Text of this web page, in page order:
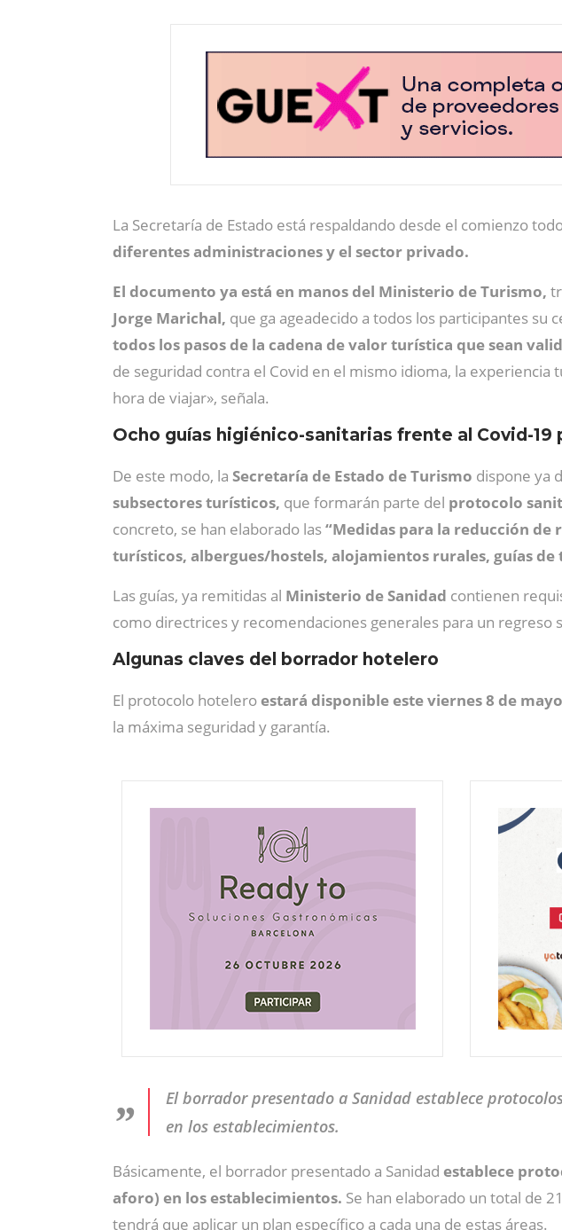
La Secretaría de Estado está respaldando desde el comienzo
diferentes administraciones y el sector privado.
El documento ya está en manos del Ministerio de Turismo,
Jorge Marichal, que ga ageadecido a todos los participantes su
todos los pasos de la cadena de valor turística que sean
de seguridad contra el Covid en el mismo idioma, la
hora de viajar», señala.
Ocho guías higiénico-sanitarias frente al Covid-
De este modo, la Secretaría de Estado de Turismo dispone ya
subsectores turísticos, que formarán parte del protocolo
concreto, se han elaborado las“Medidas para la reducción de
turísticos, albergues/hostels, alojamientos rurales, guías
Las guías, ya remitidas al Ministerio de Sanidad contienen
como directrices y recomendaciones generales para un regreso
Algunas claves del borrador hotelero
El protocolo hoteleroestará disponible este viernes 8 de mayo
la máxima seguridad y garantía.
El borrador presentado a Sanidad establece
en los establecimientos.
Básicamente, el borrador presentado a Sanidad establece
aforo) en los establecimientos. Se han elaborado un total de
tendrá que aplicar un plan específico a cada una de estas áreas.